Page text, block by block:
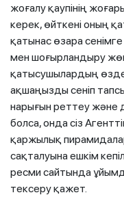
жоғалу қаупінің
керек, өйткені оның
қатынас өзара
мен шоғырландыру
қатысушылардың
ақшаңызды сеніп
нарығын реттеу және
болса, онда сіз
қаржылық
сақталуына ешкім
ресми сайтында
тексеру қажет.